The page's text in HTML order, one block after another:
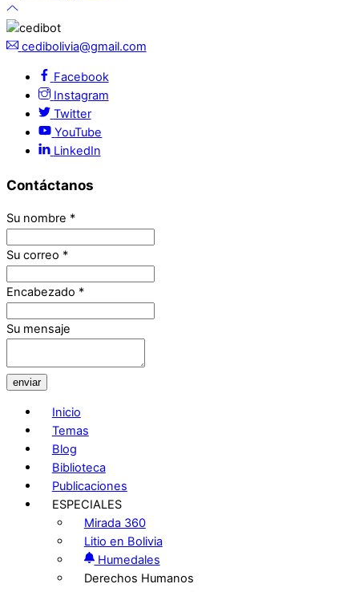
cedibolivia@gmail.com
Facebook
Instagram
Twitter
YouTube
LinkedIn
Contáctanos
Su nombre *
Su correo *
Encabezado *
Su mensaje
enviar
Inicio
Temas
Blog
Biblioteca
Publicaciones
ESPECIALES
Mirada 360
Litio en Bolivia
Humedales
Derechos Humanos